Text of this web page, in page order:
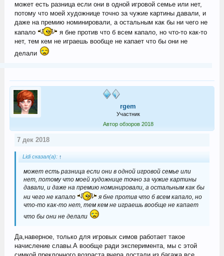
может есть разница если они в одной игровой семье или нет,
потому что моей художнице точно за чужие картины давали, и
даже на премию номинировали, а остальным как бы ни чего не
капало
я бне против что б всем капало, но что-то как-то
нет, тем кем не играешь вообще не капает что бы они не
делали
rgem
Участник
Автор обзоров 2018
7 дек 2018
Lidi сказал(а): ↑
может есть разница если они в одной игровой семье или
нет, потому что моей художнице точно за чужие картины
давали, и даже на премию номинировали, а остальным как бы
ни чего не капало
я бне против что б всем капало, но
что-то как-то нет, тем кем не играешь вообще не капает
что бы они не делали
Да,наверное, только для игровых симов работает такое
начисление славы.А вообще ради эксперимента, мы с этой